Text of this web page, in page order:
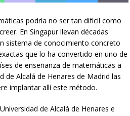
podría no ser tan difícil como
En Singapur llevan décadas
sistema de conocimiento concreto
que lo ha convertido en uno de
de enseñanza de matemáticas a
de Alcalá de Henares de Madrid las
implantar allí este método.
de Alcalá de Henares e